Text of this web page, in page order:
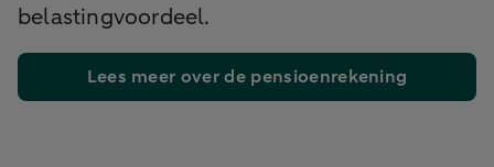
belastingvoordeel.
Lees meer over de pensioenrekening